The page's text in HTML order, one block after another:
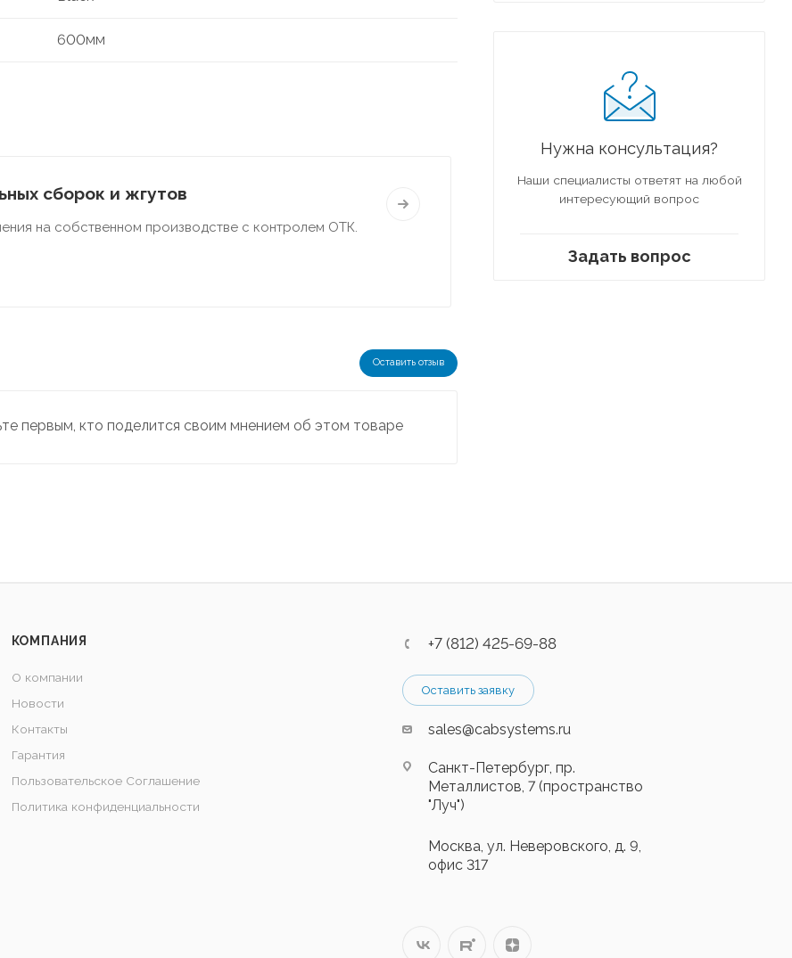
600мм
сборок и жгутов
на собственном производстве с контролем ОТК.
Оставить отзыв
первым, кто поделится своим мнением об этом товаре
Нужна консультация?
Наши специалисты ответят на любой
интересующий вопрос
Задать вопрос
КОМПАНИЯ
О компании
Новости
Контакты
Гарантия
Пользовательское Соглашение
Политика конфиденциальности
+7 (812) 425-69-88
Оставить заявку
sales@cabsystems.ru
Санкт-Петербург, пр.
Металлистов, 7 (пространство
"Луч")
Москва, ул. Неверовского, д. 9,
офис 317